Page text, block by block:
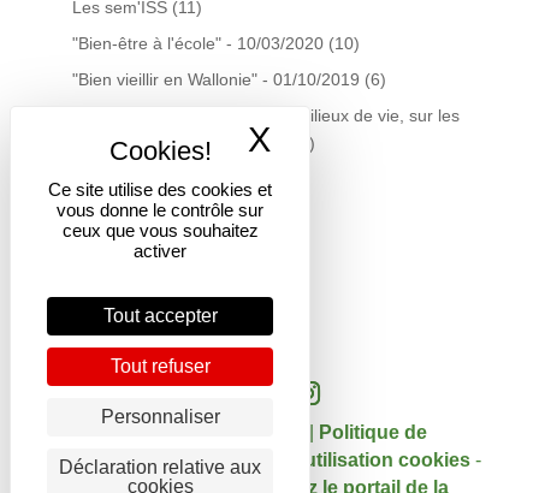
Ce site utilise des cookies et
vous donne le contrôle sur
ceux que vous souhaitez
activer
Tout accepter
Tout refuser
Personnaliser
Déclaration relative aux
cookies
X Masquer le
Les sem'ISS (11)
"Bien-être à l'école" - 10/03/2020 (10)
"Bien vieillir en Wallonie" - 01/10/2019 (6)
La gestion du tabac dans les milieux de vie, sur les
territoires… quelles actions?
(7)
Plateforme Santé Précarité
Centre de documentation (19)
Infolettres du Centre doc
Politique de
confidentialité-Politique d'utilisation cookies-
Mentions légales
Visitez le portail de la